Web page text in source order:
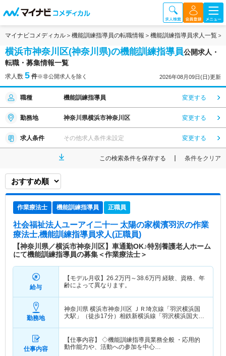
マイナビコメディカル 機能訓練指導員の転職情報 機能訓練指導員求人一覧
横浜市神奈川区(神奈川県)の機能訓練指導員公開求人・
転職・募集情報一覧
求人数 5 件※非公開求人を除く 2026年08月09日(日)更新
職種 機能訓練指導員 変更する
勤務地 神奈川県横浜市神奈川区 変更する
求人条件 その他求人条件未設定 変更する
この検索条件を保存する 条件をクリア
作業療法士 機能訓練指導員 正職員
社会福祉法人ユーアイ二十一 太陽の家横濱羽沢の作業
療法士,機能訓練指導員求人(正職員)
【神奈川県／横浜市神奈川区】車通勤OK♪特別養護老人ホーム
にて機能訓練指導員の募集＜作業療法士＞
給与
【モデル月収】 26.2万円～38.6万円 経験、資格、年
齢によって異なります。
勤務地
神奈川県 横浜市神奈川区 ＪＲ埼京線「羽沢横浜国
大駅」（徒歩17分）相鉄新横浜線「羽沢横浜国大
仕事内容
【仕事内容】 ◇機能訓練指導員業務全般 ・応用的
動作能力や、活動への参加を中心…